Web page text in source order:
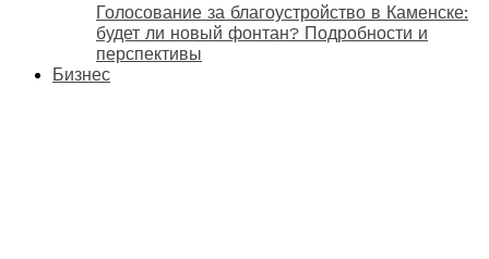
Голосование за благоустройство в Каменске:
будет ли новый фонтан? Подробности и
перспективы
Бизнес